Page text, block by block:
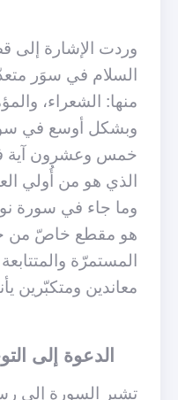
وردت الإشارة إلى
السلام في سوَر
منها: الشعراء،
وبشكل أوسع في
خمس وعشرون آية
الذي هو من أُولي
وما جاء في سورة
هو مقطع خاصّ من
المستمرّة
معاندين ومتكبّرين
الدعوة إلى
تشير السورة إلى